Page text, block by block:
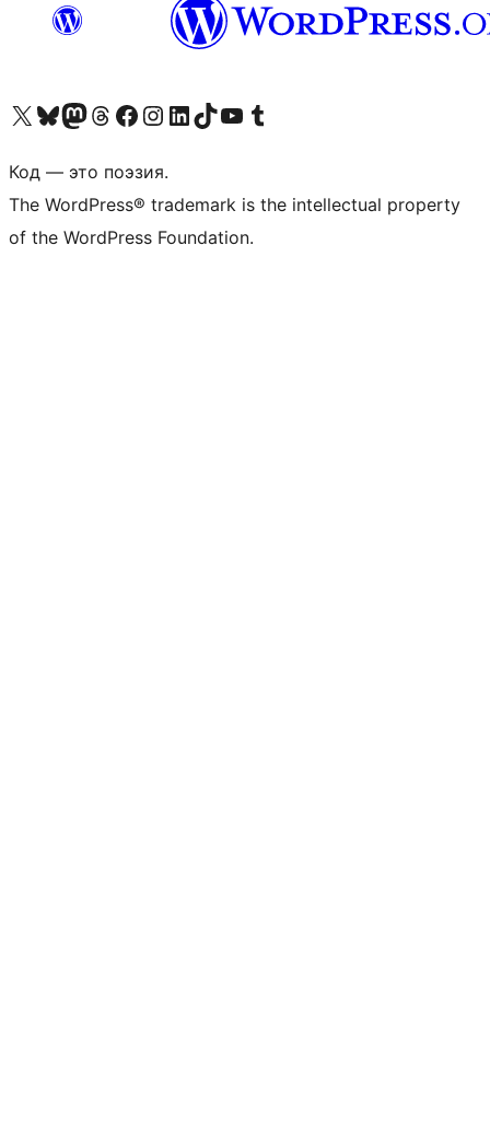
Посетите нас в X (ранее Twitter)
Посетите нашу учётную запись в Bluesky
Посетите нашу ленту в Mastodon
Посетите нашу учётную запись в Threads
Посетите нашу страницу на Facebook
Посетите наш Instagram
Посетите нашу страницу в LinkedIn
Посетите нашу учётную запись в TikTok
Посетите наш канал YouTube
Посетите нашу учётную запись в Tumblr
Код — это поэзия.
The WordPress® trademark is the intellectual property
of the WordPress Foundation.